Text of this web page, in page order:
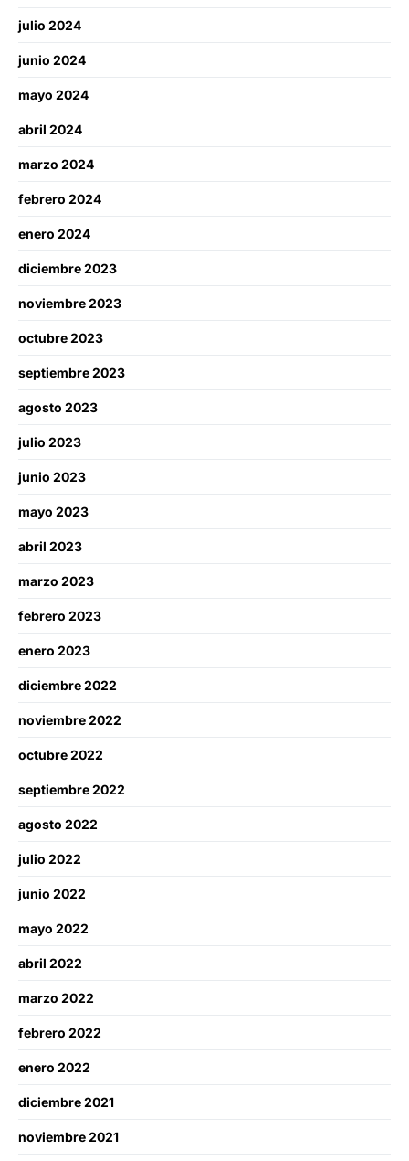
julio 2024
junio 2024
mayo 2024
abril 2024
marzo 2024
febrero 2024
enero 2024
diciembre 2023
noviembre 2023
octubre 2023
septiembre 2023
agosto 2023
julio 2023
junio 2023
mayo 2023
abril 2023
marzo 2023
febrero 2023
enero 2023
diciembre 2022
noviembre 2022
octubre 2022
septiembre 2022
agosto 2022
julio 2022
junio 2022
mayo 2022
abril 2022
marzo 2022
febrero 2022
enero 2022
diciembre 2021
noviembre 2021